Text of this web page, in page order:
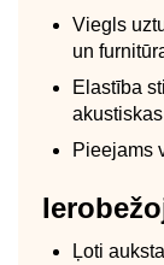
Viegls
un
Elastība
Pieejams
Ļoti